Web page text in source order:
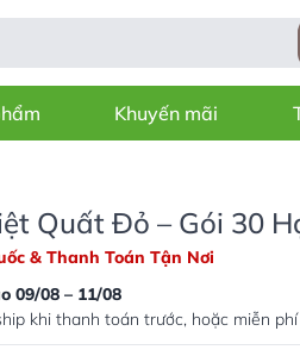
Khuyến mãi
Quất Đỏ – Gói 30
& Thanh Toán Tận Nơi
09/08 – 11/08
khi thanh toán trước, hoặc miễn